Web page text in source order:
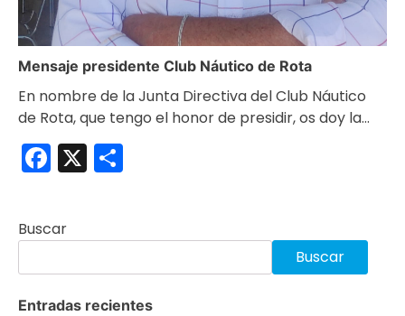
Mensaje presidente Club Náutico de Rota
En nombre de la Junta Directiva del Club Náutico
de Rota, que tengo el honor de presidir, os doy la…
Facebook
X
Buscar
Buscar
Entradas recientes